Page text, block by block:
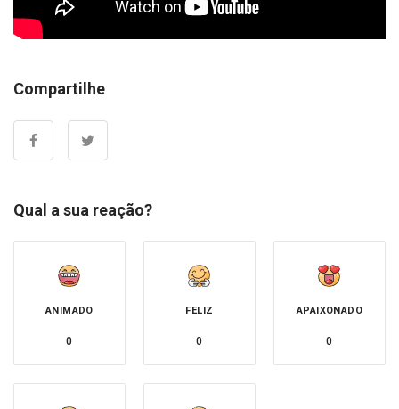
Compartilhe
Qual a sua reação?
ANIMADO
0
FELIZ
0
APAIXONADO
0